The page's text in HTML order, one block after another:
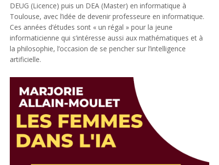
DEUG (Licence) puis un DEA (Master) en informatique à
Toulouse, avec l’idée de devenir professeure en informatique.
Ces années d’études sont « un régal » pour la jeune
informaticienne qui s’intéresse aussi aux mathématiques et à
la philosophie, l’occasion de se pencher sur l’intelligence
artificielle.